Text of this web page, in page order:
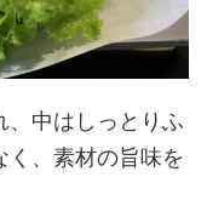
、中はしっとりふ
く、素材の旨味を